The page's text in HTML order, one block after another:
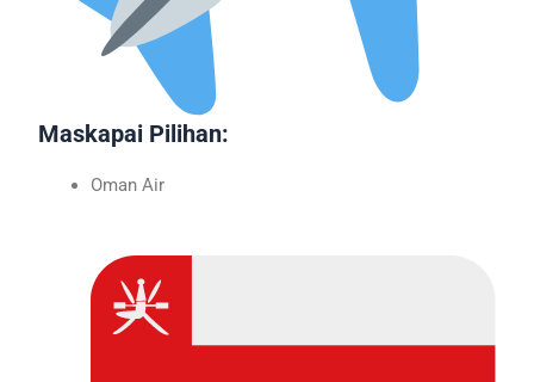
Maskapai Pilihan:
Oman Air